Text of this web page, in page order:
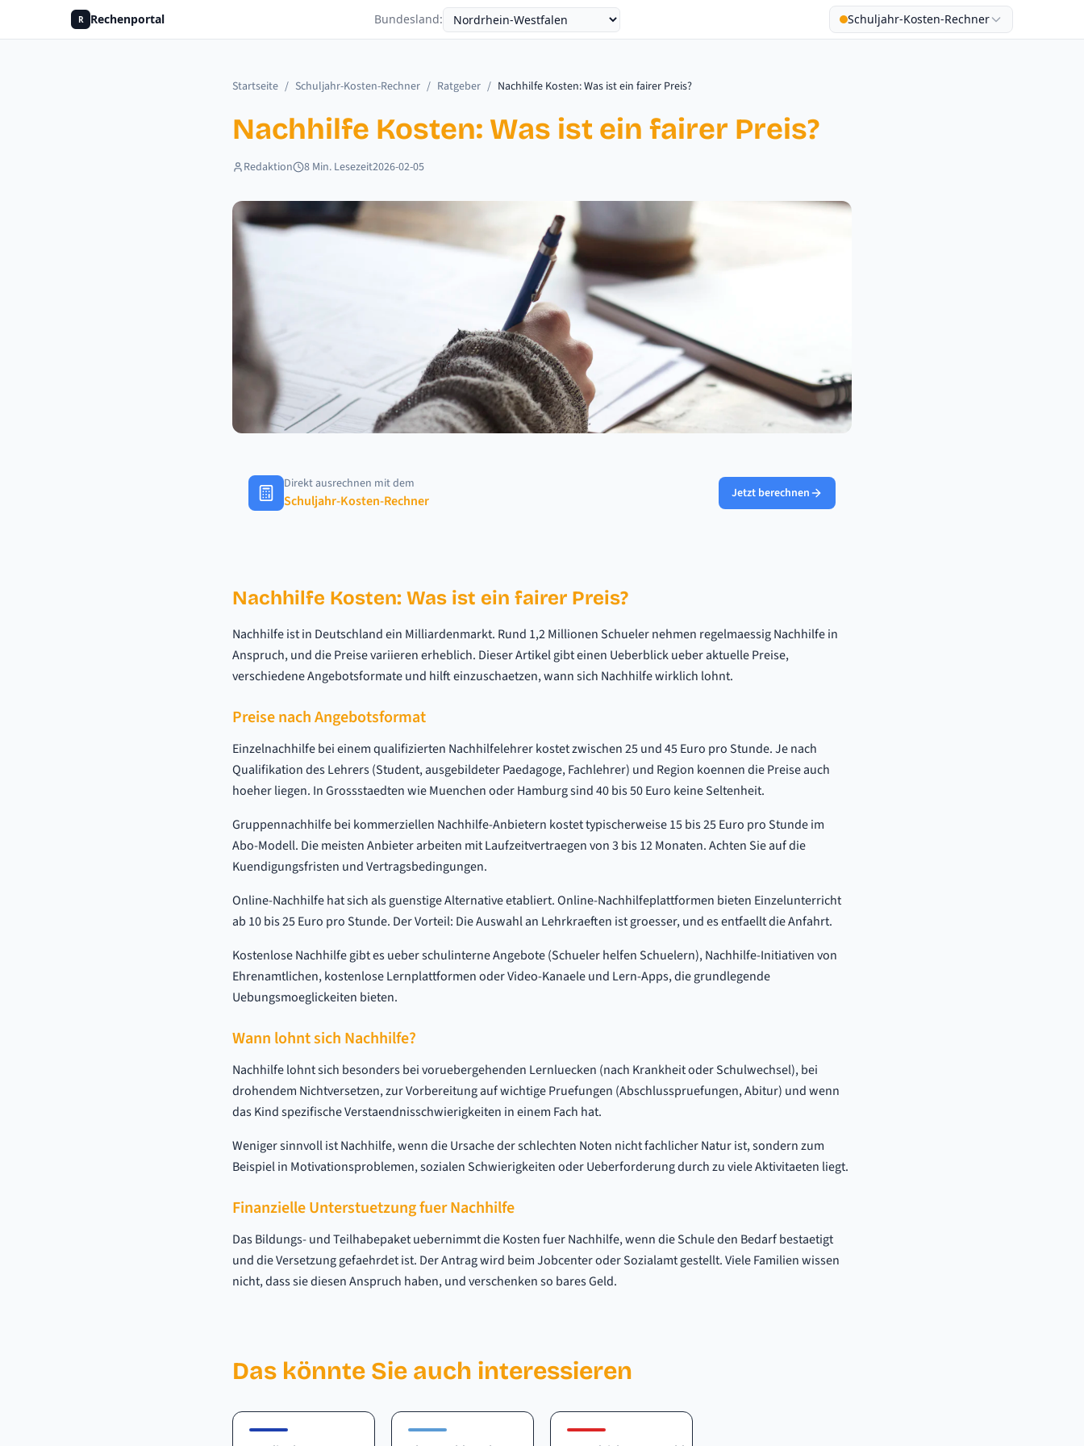
R Rechenportal Bundesland: Schuljahr-Kosten-Rechner
Startseite / Schuljahr-Kosten-Rechner / Ratgeber / Nachhilfe Kosten: Was ist ein fairer Preis?
Nachhilfe Kosten: Was ist ein fairer Preis?
Redaktion 8 Min. Lesezeit2026-02-05
Direkt ausrechnen mit dem
Schuljahr-Kosten-Rechner Jetzt berechnen
Nachhilfe Kosten: Was ist ein fairer Preis?
Nachhilfe ist in Deutschland ein Milliardenmarkt. Rund 1,2 Millionen Schueler nehmen regelmaessig Nachhilfe in
Anspruch, und die Preise variieren erheblich. Dieser Artikel gibt einen Ueberblick ueber aktuelle Preise,
verschiedene Angebotsformate und hilft einzuschaetzen, wann sich Nachhilfe wirklich lohnt.
Preise nach Angebotsformat
Einzelnachhilfe bei einem qualifizierten Nachhilfelehrer kostet zwischen 25 und 45 Euro pro Stunde. Je nach
Qualifikation des Lehrers (Student, ausgebildeter Paedagoge, Fachlehrer) und Region koennen die Preise auch
hoeher liegen. In Grossstaedten wie Muenchen oder Hamburg sind 40 bis 50 Euro keine Seltenheit.
Gruppennachhilfe bei kommerziellen Nachhilfe-Anbietern kostet typischerweise 15 bis 25 Euro pro Stunde im
Abo-Modell. Die meisten Anbieter arbeiten mit Laufzeitvertraegen von 3 bis 12 Monaten. Achten Sie auf die
Kuendigungsfristen und Vertragsbedingungen.
Online-Nachhilfe hat sich als guenstige Alternative etabliert. Online-Nachhilfeplattformen bieten Einzelunterricht
ab 10 bis 25 Euro pro Stunde. Der Vorteil: Die Auswahl an Lehrkraeften ist groesser, und es entfaellt die Anfahrt.
Kostenlose Nachhilfe gibt es ueber schulinterne Angebote (Schueler helfen Schuelern), Nachhilfe-Initiativen von
Ehrenamtlichen, kostenlose Lernplattformen oder Video-Kanaele und Lern-Apps, die grundlegende
Uebungsmoeglickeiten bieten.
Wann lohnt sich Nachhilfe?
Nachhilfe lohnt sich besonders bei voruebergehenden Lernluecken (nach Krankheit oder Schulwechsel), bei
drohendem Nichtversetzen, zur Vorbereitung auf wichtige Pruefungen (Abschlusspruefungen, Abitur) und wenn
das Kind spezifische Verstaendnisschwierigkeiten in einem Fach hat.
Weniger sinnvoll ist Nachhilfe, wenn die Ursache der schlechten Noten nicht fachlicher Natur ist, sondern zum
Beispiel in Motivationsproblemen, sozialen Schwierigkeiten oder Ueberforderung durch zu viele Aktivitaeten liegt.
Finanzielle Unterstuetzung fuer Nachhilfe
Das Bildungs- und Teilhabepaket uebernimmt die Kosten fuer Nachhilfe, wenn die Schule den Bedarf bestaetigt
und die Versetzung gefaehrdet ist. Der Antrag wird beim Jobcenter oder Sozialamt gestellt. Viele Familien wissen
nicht, dass sie diesen Anspruch haben, und verschenken so bares Geld.
Das könnte Sie auch interessieren